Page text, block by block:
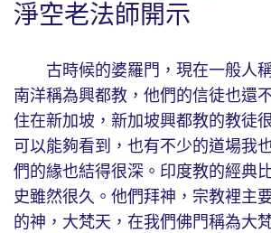
淨空老法師開示
古時候的婆羅門，現在一般人
南洋稱為興都教，他們的信徒也還
住在新加坡，新加坡興都教的教徒
可以能夠看到，也有不少的道場我
們的緣也結得很深。印度教的經典
史雖然很久。他們拜神，宗教裡主
的神，大梵天，在我們佛門稱為大